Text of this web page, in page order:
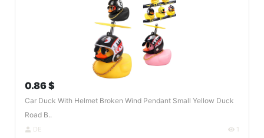
0.86 $
Car Duck With Helmet Broken Wind Pendant Small Yellow Duck
Road B..
DE 1